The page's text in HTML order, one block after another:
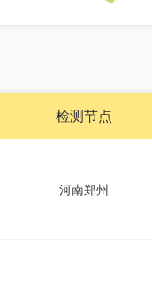
检测节点
河南郑州